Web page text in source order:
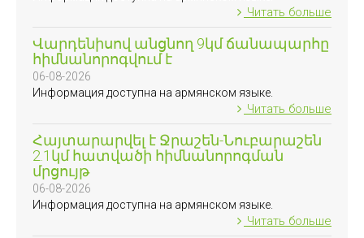
Читать больше
Վարդենիսով անցնող 9կմ ճանապարհը
հիմնանորոգվում է
06-08-2026
Информация доступна на армянском языке.
Читать больше
Հայտարարվել է Ջրաշեն-Նուբարաշեն
2.1կմ հատվածի հիմնանորոգման
մրցույթ
06-08-2026
Информация доступна на армянском языке.
Читать больше